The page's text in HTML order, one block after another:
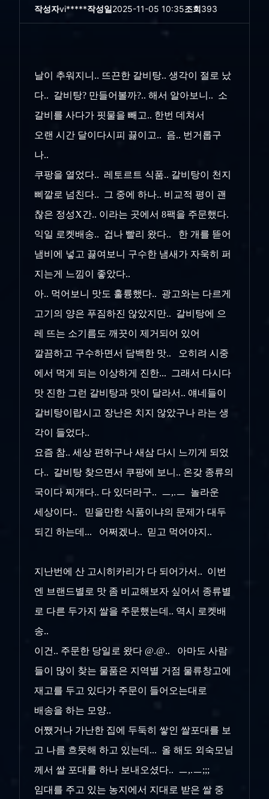
작성자vi*****작성일2025-11-05 10:35조회393
날이 추워지니.. 뜨끈한 갈비탕.. 생각이 절로 났
다.. 갈비탕? 만들어볼까?.. 해서 알아보니.. 소
갈비를 사다가 핏물을 빼고.. 한번 데쳐서
오랜 시간 달이다시피 끓이고.. 음.. 번거롭구
나..
쿠팡을 열었다.. 레토르트 식품.. 갈비탕이 천지
삐깔로 넘친다.. 그 중에 하나.. 비교적 평이 괜
찮은 정성X간.. 이라는 곳에서 8팩을 주문했다.
익일 로켓배송.. 겁나 빨리 왔다.. 한 개를 뜯어
냄비에 넣고 끓여보니 구수한 냄새가 자욱히 퍼
지는게 느낌이 좋았다..
아.. 먹어보니 맛도 훌륭했다.. 광고와는 다르게
고기의 양은 푸짐하진 않았지만.. 갈비탕에 으
레 뜨는 소기름도 깨끗이 제거되어 있어
깔끔하고 구수하면서 담백한 맛.. 오히려 시중
에서 먹게 되는 이상하게 진한... 그래서 다시다
맛 진한 그런 갈비탕과 맛이 달라서.. 얘네들이
갈비탕이랍시고 장난은 치지 않았구나 라는 생
각이 들었다..
요즘 참.. 세상 편하구나 새삼 다시 느끼게 되었
다.. 갈비탕 찾으면서 쿠팡에 보니.. 온갖 종류의
국이다 찌개다.. 다 있더라구.. ㅡ,.ㅡ 놀라운
세상이다.. 믿을만한 식품이냐의 문제가 대두
되긴 하는데... 어쩌겠나.. 믿고 먹어야지..
지난번에 산 고시히카리가 다 되어가서.. 이번
엔 브랜드별로 맛 좀 비교해보자 싶어서 종류별
로 다른 두가지 쌀을 주문했는데.. 역시 로켓배
송..
이건.. 주문한 당일로 왔다 @.@.. 아마도 사람
들이 많이 찾는 물품은 지역별 거점 물류창고에
재고를 두고 있다가 주문이 들어오는대로
배송을 하는 모양..
어쨌거나 가난한 집에 두둑히 쌓인 쌀포대를 보
고 나름 흐뭇해 하고 있는데... 올 해도 외숙모님
께서 쌀 포대를 하나 보내오셨다.. ㅡ,.ㅡ;;;
임대를 주고 있는 농지에서 지대로 받은 쌀 중